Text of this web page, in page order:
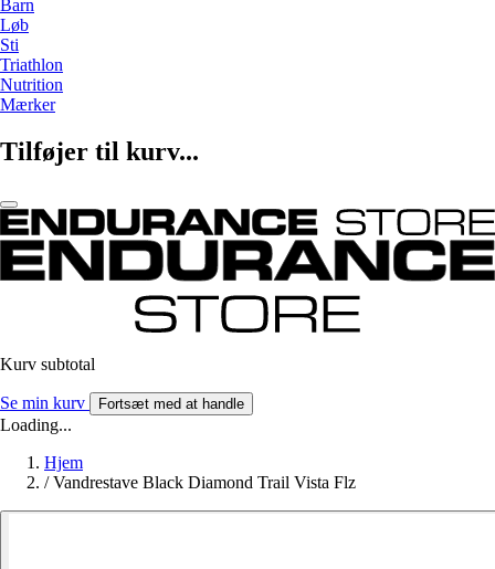
Barn
Løb
Sti
Triathlon
Nutrition
Mærker
Tilføjer til kurv...
Kurv subtotal
Se min kurv Fortsæt med at handle
Loading...
Hjem
/ Vandrestave Black Diamond Trail Vista Flz